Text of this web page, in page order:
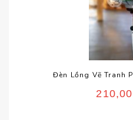
Đèn Lồng Vẽ Tranh